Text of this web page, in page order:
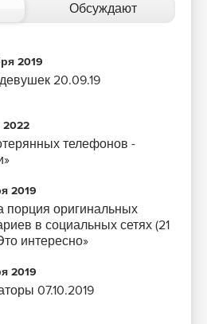
Обсуждают
2019
20.09.19
2022
телефонов -
2019
порция оригинальных
в социальных сетях (21
интересно»
2019
07.10.2019